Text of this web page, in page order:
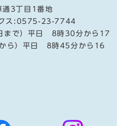
3丁目1番地
ス:0575-23-7744
まで）平日 8時30分から17
ら）平日 8時45分から16